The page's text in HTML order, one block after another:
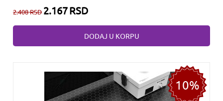
2.408RSD 2.167RSD
DODAJ U KORPU
10%